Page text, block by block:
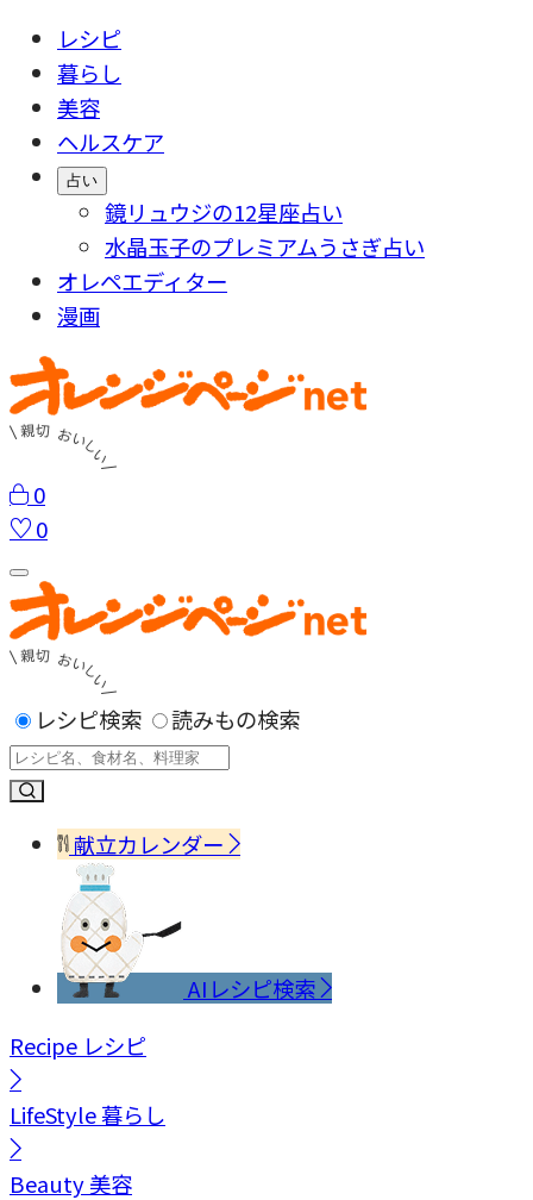
レシピ
暮らし
美容
ヘルスケア
占い
鏡リュウジの12星座占い
水晶玉子のプレミアムうさぎ占い
オレペエディター
漫画
0
0
レシピ検索 読みもの検索
献立カレンダー
AIレシピ検索
Recipe レシピ
LifeStyle暮らし
Beauty美容